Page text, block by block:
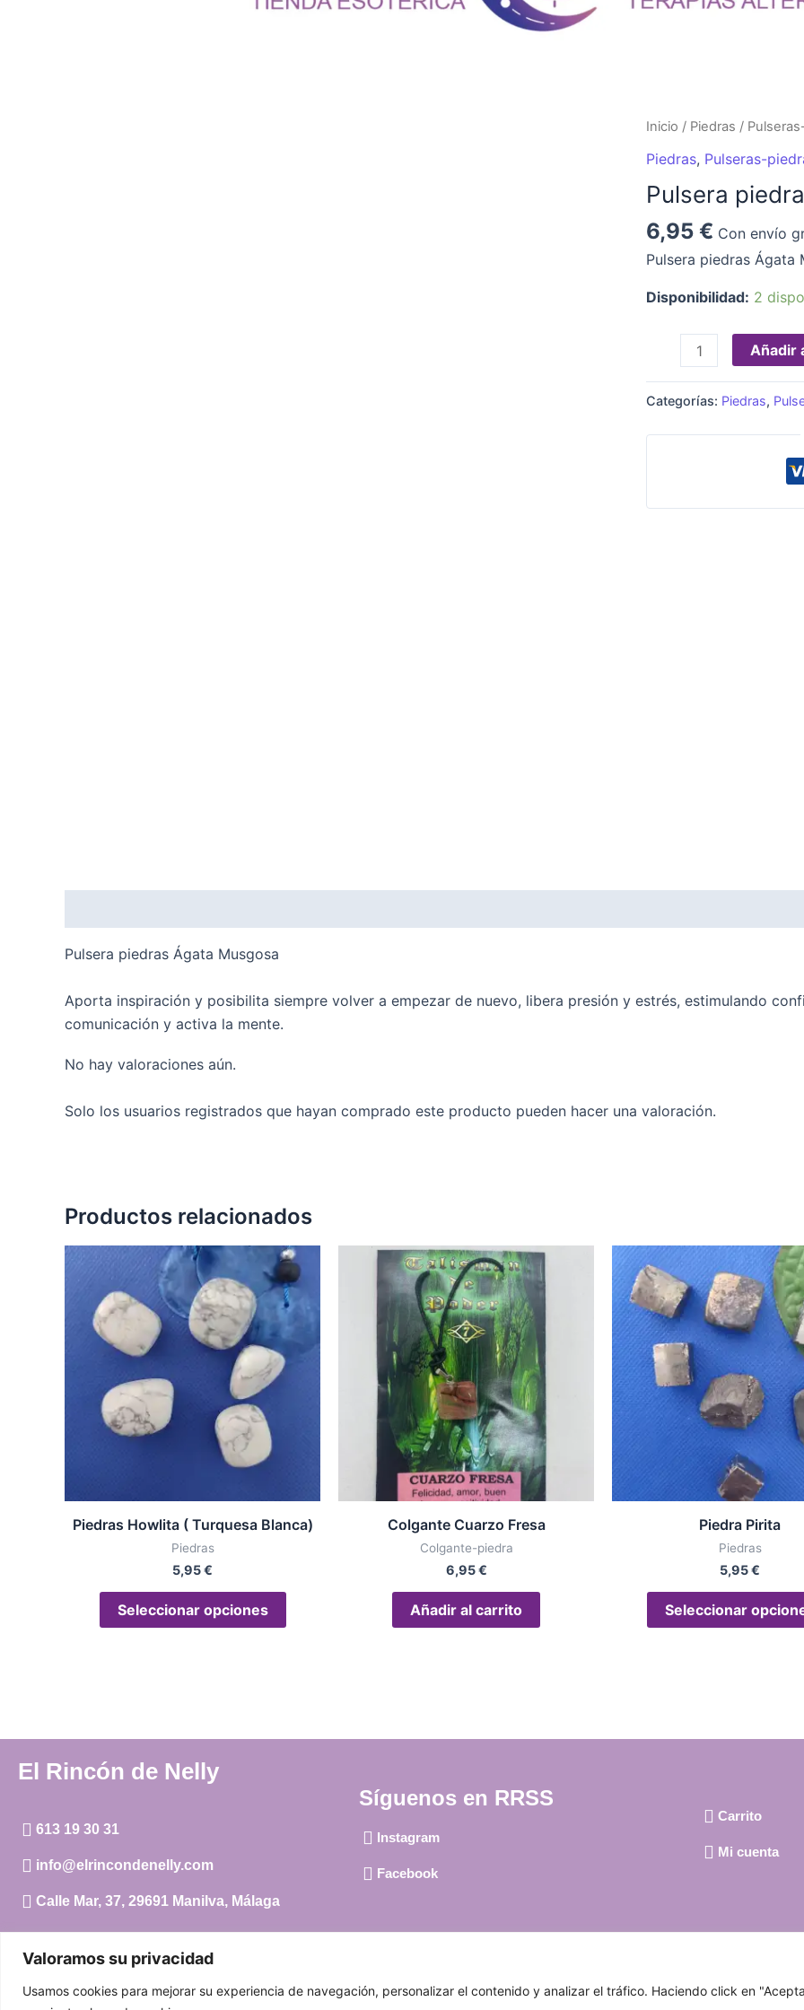
Valoramos su privacidad
Usamos cookies para mejorar su experiencia de navegación, personalizar el contenido y analizar el tráfico. Haciendo click en
Inicio / Piedras /
Piedras, Pulseras-
Pulsera
6,95 € Con envío
Pulsera piedras Ágata
Disponibilidad: 2
Pulsera
piedras
Musgosa
cantidad
Añadir
Categorías: Piedras,
Pulsera piedras Ágata Musgosa
Aporta inspiración y posibilita siempre volver a empezar de nuevo, libera presión y estrés, estimulando
comunicación y activa la mente.
No hay valoraciones aún.
Solo los usuarios registrados que hayan comprado este producto pueden hacer una valoración.
Productos relacionados
Piedras Howlita ( Turquesa Blanca)
Piedras
5,95€
Seleccionar opciones
Este
producto
tiene
múltiples
variantes.
página
Colgante Cuarzo Fresa
Colgante-piedra
6,95€
Añadir al carrito
Piedra Pirita
Piedras
5,95€
Seleccionar
El Rincón de Nelly
613 19 30 31
info@elrincondenelly.com
Calle Mar, 37, 29691 Manilva, Málaga
Síguenos en RRSS
Instagram
Facebook
Carrito
Mi cuenta
© 2024 El Rincón de Nelly. Todos los derechos reservados.